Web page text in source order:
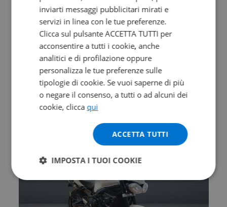
Promo
KAWASAKI Z 900
BK1 my25
2025 | 9230 km | 948 cc | 124 Hp | 91 Kw
€ 8.990
€142/mese
inviarti messaggi pubblicitari mirati e
servizi in linea con le tue preferenze.
Clicca sul pulsante ACCETTA TUTTI per
acconsentire a tutti i cookie, anche
analitici e di profilazione oppure
personalizza le tue preferenze sulle
tipologie di cookie. Se vuoi saperne di più
o negare il consenso, a tutti o ad alcuni dei
cookie, clicca qui
ACCETTA TUTTI
IMPOSTA I TUOI COOKIE